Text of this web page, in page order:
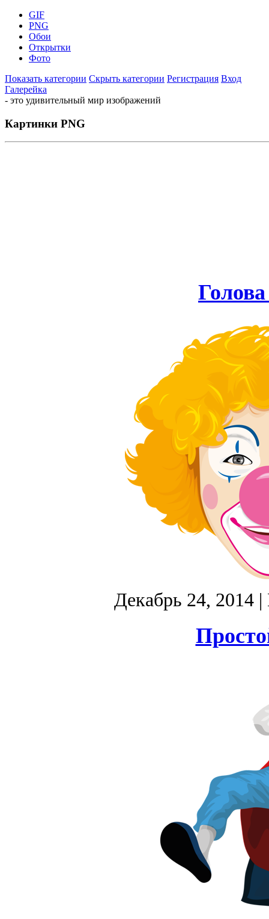
GIF
PNG
Обои
Открытки
Фото
Показать категории Скрыть категории Регистрация Вход
Галерейка
- это удивительный мир изображений
Картинки PNG
Декабрь 24, 2014|